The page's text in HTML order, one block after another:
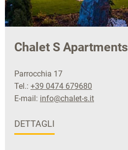
Chalet S Apartments
Parrocchia 17
Tel.: +39 0474 679680
E-mail: info@chalet-s.it
DETTAGLI